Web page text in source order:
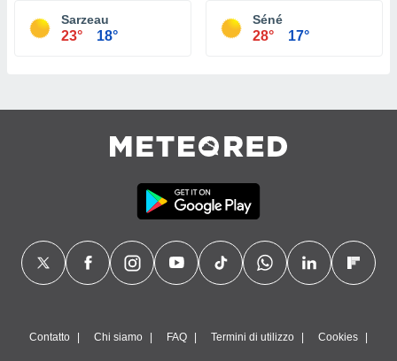
Sarzeau
23° 18°
Séné
28° 17°
Contatto Chi siamo FAQ Termini di utilizzo Cookies